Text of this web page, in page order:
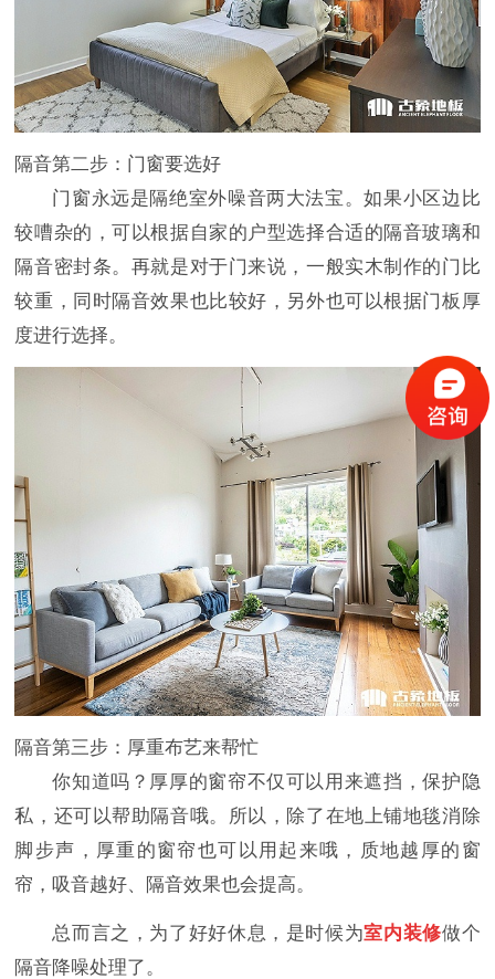
隔音第二步：门窗要选好
门窗永远是隔绝室外噪音两大法宝。如果小区边比
较嘈杂的，可以根据自家的户型选择合适的隔音玻璃和
隔音密封条。再就是对于门来说，一般实木制作的门比
较重，同时隔音效果也比较好，另外也可以根据门板厚
度进行选择。
隔音第三步：厚重布艺来帮忙
你知道吗？厚厚的窗帘不仅可以用来遮挡，保护隐
私，还可以帮助隔音哦。所以，除了在地上铺地毯消除
脚步声，厚重的窗帘也可以用起来哦，质地越厚的窗
帘，吸音越好、隔音效果也会提高。
总而言之，为了好好休息，是时候为室内装修做个
隔音降噪处理了。